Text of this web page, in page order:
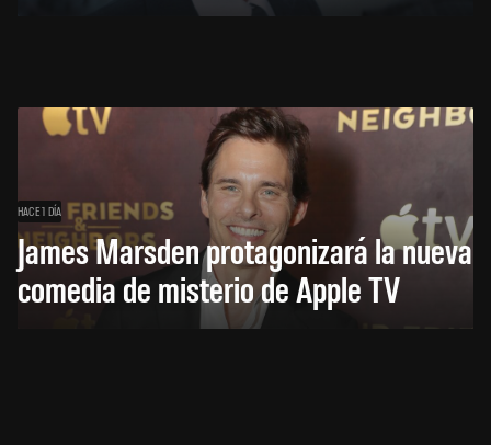
HACE 1 DÍA
James Marsden protagonizará la nueva
comedia de misterio de Apple TV